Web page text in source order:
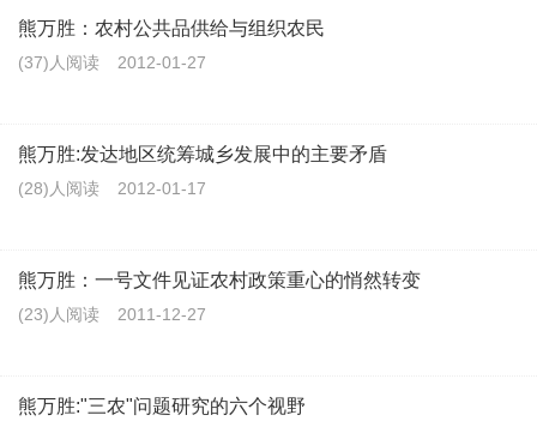
熊万胜：农村公共品供给与组织农民
(37)人阅读 2012-01-27
熊万胜:发达地区统筹城乡发展中的主要矛盾
(28)人阅读 2012-01-17
熊万胜：一号文件见证农村政策重心的悄然转变
(23)人阅读 2011-12-27
熊万胜:"三农"问题研究的六个视野